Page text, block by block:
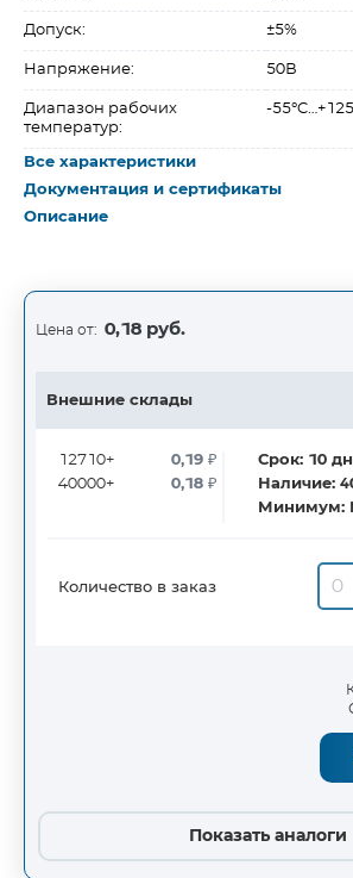
Допуск: ±5%
Напряжение: 50В
Диапазон рабочих
температур:
-
Все характеристики
Документация и сертификаты
Описание
Цена от: 0,18 руб.
Внешние склады
12710+
40000+
0,19₽
0,18₽
Срок: 10
Наличие:
Минимум:
Количество в заказ
Показать аналоги